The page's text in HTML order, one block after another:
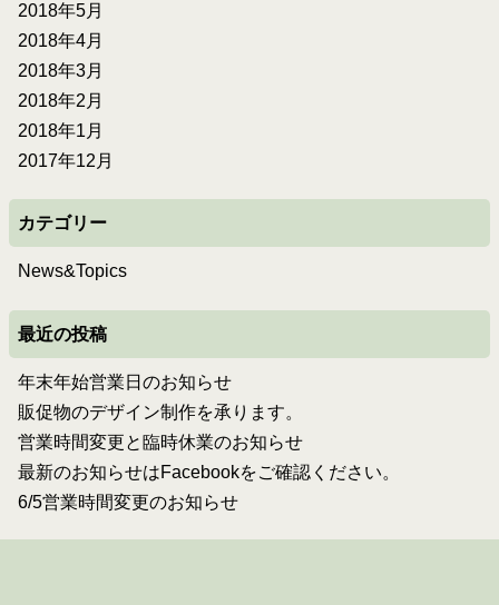
2018年5月
2018年4月
2018年3月
2018年2月
2018年1月
2017年12月
カテゴリー
News&Topics
最近の投稿
年末年始営業日のお知らせ
販促物のデザイン制作を承ります。
営業時間変更と臨時休業のお知らせ
最新のお知らせはFacebookをご確認ください。
6/5営業時間変更のお知らせ